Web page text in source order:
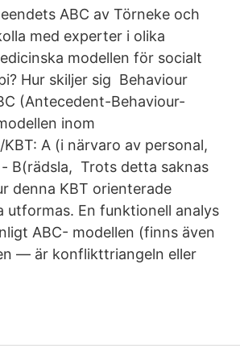
ABC av Törneke och
med experter i olika
modellen för socialt
Hur skiljer sig Behaviour
(Antecedent-Behaviour-
inom
A (i närvaro av personal,
B(rädsla, Trots detta saknas
denna KBT orienterade
utformas. En funktionell analys
ABC- modellen (finns även
— är konflikttriangeln eller